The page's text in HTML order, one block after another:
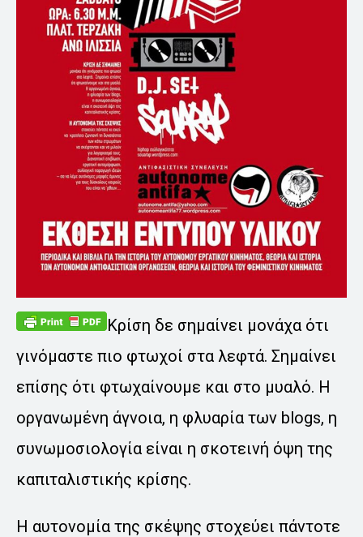
Κρίση δε σημαίνει μονάχα ότι
γινόμαστε πιο φτωχοί στα λεφτά. Σημαίνει
επίσης ότι φτωχαίνουμε και στο μυαλό. Η
οργανωμένη άγνοια, η φλυαρία των blogs, η
συνωμοσιολογία είναι η σκοτεινή όψη της
καπιταλιστικής κρίσης.
Η αυτονομία της σκέψης στοχεύει πάντοτε